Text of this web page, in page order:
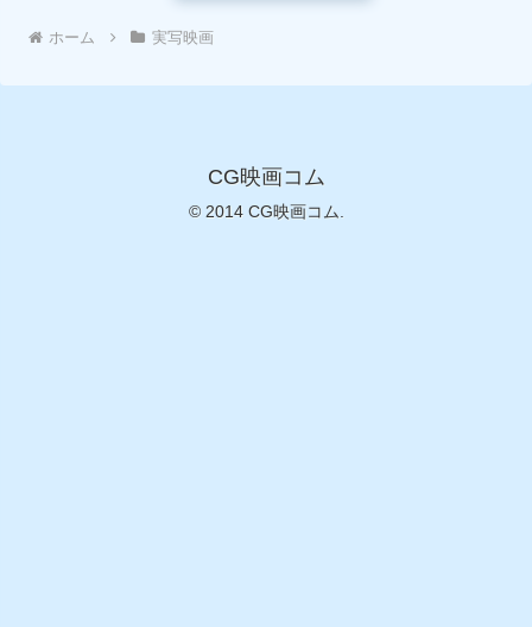
ホーム 実写映画
CG映画コム
© 2014 CG映画コム.